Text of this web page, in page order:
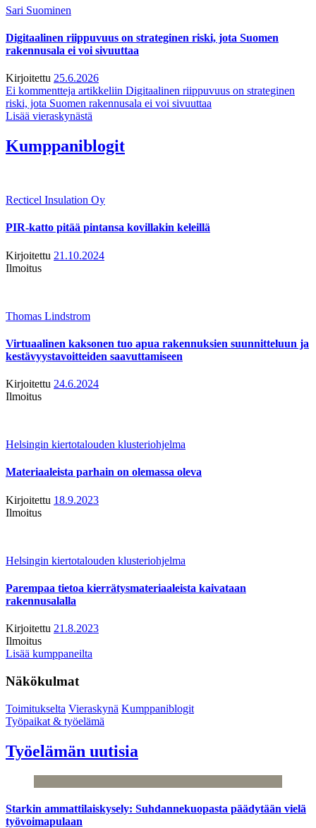
Sari Suominen
Digitaalinen riippuvuus on strateginen riski, jota Suomen
rakennusala ei voi sivuuttaa
Kirjoitettu 25.6.2026
Ei kommentteja artikkeliin Digitaalinen riippuvuus on strateginen
riski, jota Suomen rakennusala ei voi sivuuttaa
Lisää vieraskynästä
Kumppaniblogit
Recticel Insulation Oy
PIR-katto pitää pintansa kovillakin keleillä
Kirjoitettu 21.10.2024
Ilmoitus
Thomas Lindstrom
Virtuaalinen kaksonen tuo apua rakennuksien suunnitteluun ja
kestävyystavoitteiden saavuttamiseen
Kirjoitettu 24.6.2024
Ilmoitus
Helsingin kiertotalouden klusteriohjelma
Materiaaleista parhain on olemassa oleva
Kirjoitettu 18.9.2023
Ilmoitus
Helsingin kiertotalouden klusteriohjelma
Parempaa tietoa kierrätysmateriaaleista kaivataan
rakennusalalla
Kirjoitettu 21.8.2023
Ilmoitus
Lisää kumppaneilta
Näkökulmat
Toimitukselta Vieraskynä Kumppaniblogit
Työpaikat & työelämä
Työelämän uutisia
Starkin ammattilaiskysely: Suhdannekuopasta päädytään vielä
työvoimapulaan